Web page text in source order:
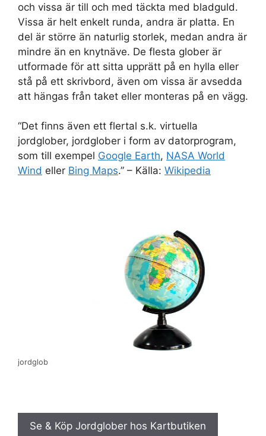
och vissa är till och med täckta med bladguld.
Vissa är helt enkelt runda, andra är platta. En
del är större än naturlig storlek, medan andra är
mindre än en knytnäve. De flesta glober är
utformade för att sitta upprätt på en hylla eller
stå på ett skrivbord, även om vissa är avsedda
att hängas från taket eller monteras på en vägg.
“Det finns även ett flertal s.k. virtuella
jordglober, jordglober i form av datorprogram,
som till exempel Google Earth, NASA World
Wind eller Bing Maps.” – Källa: Wikipedia
jordglob
Se & Köp Jordglober hos Kartbutiken